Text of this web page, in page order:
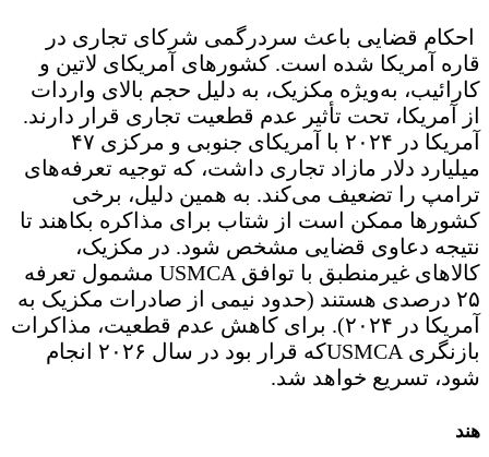
احکام قضایی باعث سردرگمی شرکای تجاری در
قاره آمریکا شده است. کشورهای آمریکای لاتین و
کارائیب، به‌ویژه مکزیک، به دلیل حجم بالای واردات
از آمریکا، تحت تأثیر عدم قطعیت تجاری قرار دارند.
آمریکا در ۲۰۲۴ با آمریکای جنوبی و مرکزی ۴۷
میلیارد دلار مازاد تجاری داشت، که توجیه تعرفه‌های
ترامپ را تضعیف می‌کند. به همین دلیل، برخی
کشورها ممکن است از شتاب برای مذاکره بکاهند تا
نتیجه دعاوی قضایی مشخص شود. در مکزیک،
کالاهای غیرمنطبق با توافق USMCA مشمول تعرفه
۲۵ درصدی هستند (حدود نیمی از صادرات مکزیک به
آمریکا در ۲۰۲۴). برای کاهش عدم قطعیت، مذاکرات
بازنگری USMCAکه قرار بود در سال ۲۰۲۶ انجام
شود، تسریع خواهد شد.
هند